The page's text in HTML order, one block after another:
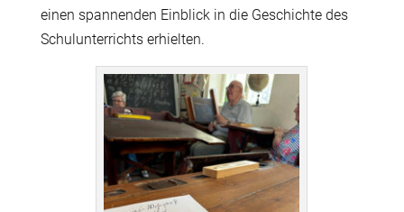
einen spannenden Einblick in die Geschichte des
Schulunterrichts erhielten.